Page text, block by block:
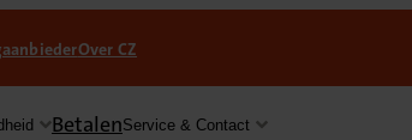
Over CZ
BetalenService & Contact